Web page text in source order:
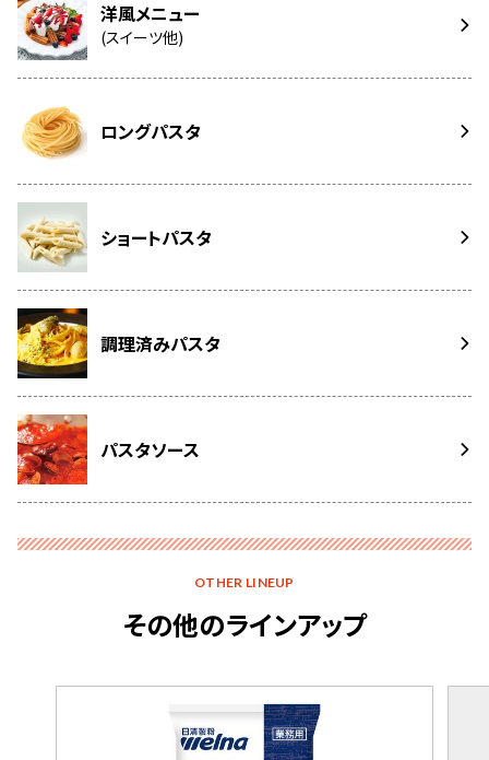
洋風メニュー
(スイーツ他)
ロングパスタ
ショートパスタ
調理済みパスタ
パスタソース
OTHER LINEUP
その他のラインアップ